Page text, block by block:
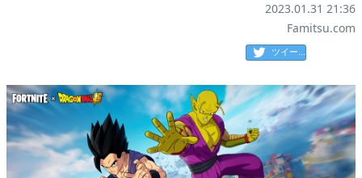
2023.01.31 21:36
Famitsu.com
ツイート